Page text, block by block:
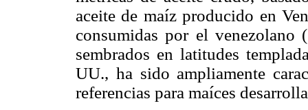
aceite de maíz producido en
consumidas por el
sembrados en latitudes
UU., ha sido ampliamente
referencias para maíces